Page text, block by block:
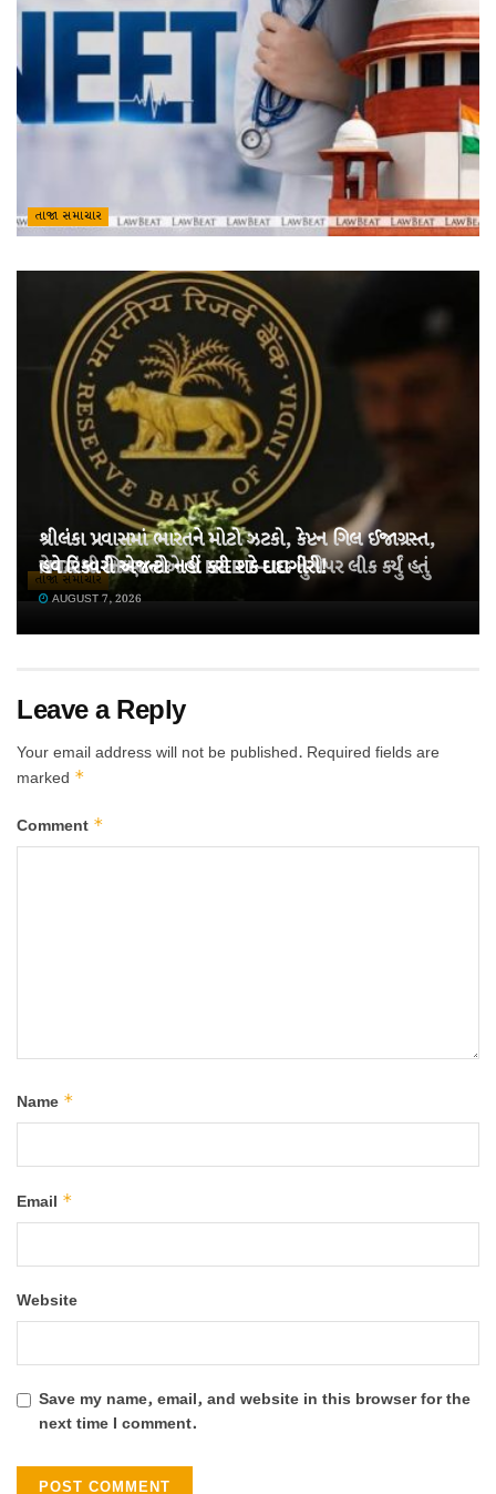
શ્રીલંકા પ્રવાસમાં ભારતને મોટો ઝટકો, કેપ્ટન ગિલ ઈજાગ્રસ્ત,
મેચમાંથી બહાર
AUGUST 7, 2026
તાજા સમાચાર
NTA ના નિષ્ણાતોએ જ NEET-UG નું પેપર લીક કર્યું હતું
AUGUST 7, 2026
તાજા સમાચાર
હવે રિકવરી એજન્ટો નહીં કરી શકે દાદાગીરી!
AUGUST 7, 2026
Leave a Reply
Your email address will not be published. Required fields are
marked *
Comment *
Name *
Email *
Website
Save my name, email, and website in this browser for the
next time I comment.